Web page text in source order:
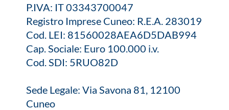
P.IVA: IT 03343700047
Registro Imprese Cuneo: R.E.A. 283019
Cod. LEI: 81560028AEA6D5DAB994
Cap. Sociale: Euro 100.000 i.v.
Cod. SDI: 5RUO82D
Sede Legale: Via Savona 81, 12100
Cuneo